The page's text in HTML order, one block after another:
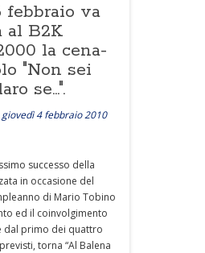
febbraio va
al B2K
la cena-
"Non sei
se...".
giovedì 4 febbraio 2010
successo della
in occasione del
di Mario Tobino
ed il coinvolgimento
dal primo dei quattro
torna “Al Balena